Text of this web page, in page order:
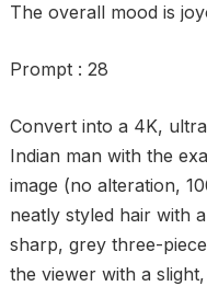
The overall mood is
Prompt : 28
Convert into a 4K,
Indian man with the
image (no alteration,
neatly styled hair with
sharp, grey three-
the viewer with a